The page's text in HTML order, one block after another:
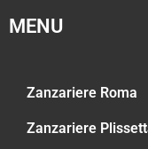
MENU
Zanzariere Roma
Zanzariere